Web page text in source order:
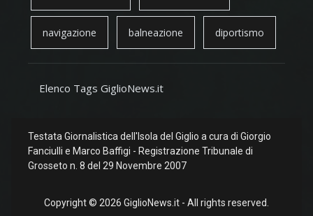
navigazione balneazione diportismo
Elenco Tags GiglioNews.it
Testata Giornalistica dell'Isola del Giglio a cura di Giorgio
Fanciulli e Marco Baffigi - Registrazione Tribunale di
Grosseto n. 8 del 29 Novembre 2007
Copyright © 2026 GiglioNews.it - All rights reserved.